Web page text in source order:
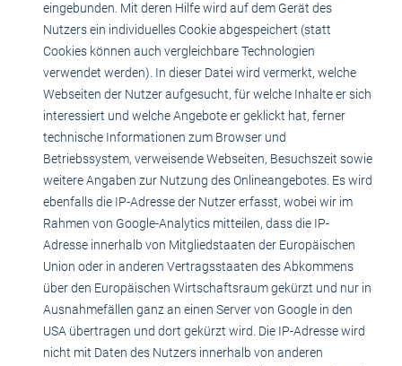
eingebunden. Mit deren Hilfe wird auf dem Gerät des
Nutzers ein individuelles Cookie abgespeichert (statt
Cookies können auch vergleichbare Technologien
verwendet werden). In dieser Datei wird vermerkt, welche
Webseiten der Nutzer aufgesucht, für welche Inhalte er sich
interessiert und welche Angebote er geklickt hat, ferner
technische Informationen zum Browser und
Betriebssystem, verweisende Webseiten, Besuchszeit sowie
weitere Angaben zur Nutzung des Onlineangebotes. Es wird
ebenfalls die IP-Adresse der Nutzer erfasst, wobei wir im
Rahmen von Google-Analytics mitteilen, dass die IP-
Adresse innerhalb von Mitgliedstaaten der Europäischen
Union oder in anderen Vertragsstaaten des Abkommens
über den Europäischen Wirtschaftsraum gekürzt und nur in
Ausnahmefällen ganz an einen Server von Google in den
USA übertragen und dort gekürzt wird. Die IP-Adresse wird
nicht mit Daten des Nutzers innerhalb von anderen